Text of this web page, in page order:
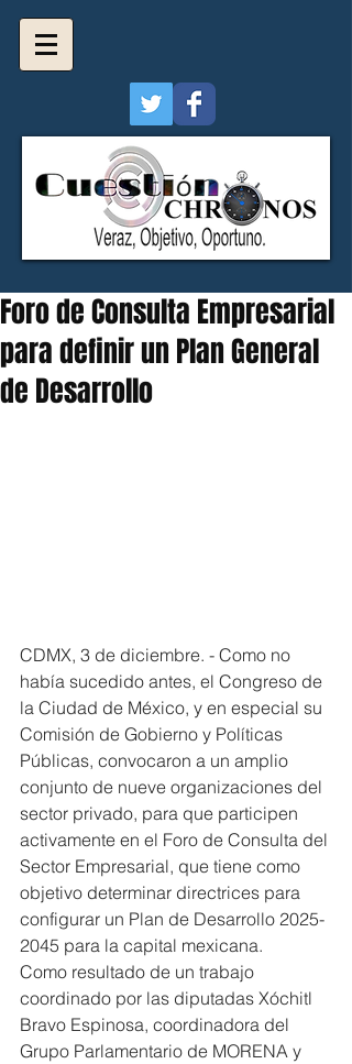
Foro de Consulta Empresarial
para definir un Plan General
de Desarrollo
CDMX, 3 de diciembre. - Como no
había sucedido antes, el Congreso de
la Ciudad de México, y en especial su
Comisión de Gobierno y Políticas
Públicas, convocaron a un amplio
conjunto de nueve organizaciones del
sector privado, para que participen
activamente en el Foro de Consulta del
Sector Empresarial, que tiene como
objetivo determinar directrices para
configurar un Plan de Desarrollo 2025-
2045 para la capital mexicana.
Como resultado de un trabajo
coordinado por las diputadas Xóchitl
Bravo Espinosa, coordinadora del
Grupo Parlamentario de MORENA y